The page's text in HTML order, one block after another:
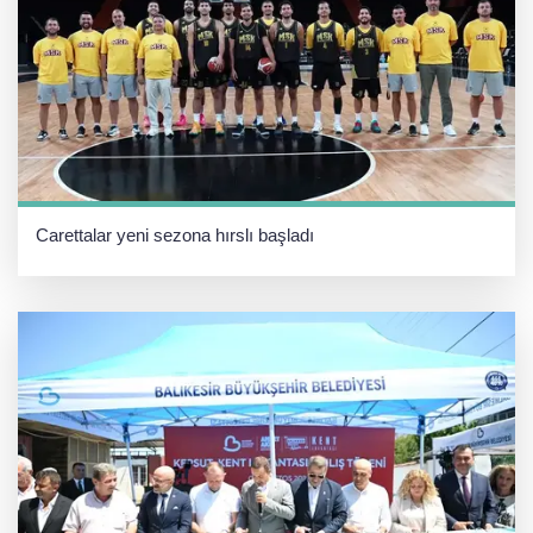
Carettalar yeni sezona hırslı başladı